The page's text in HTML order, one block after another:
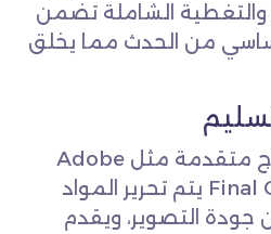
والتغطية الشاملة تضمن
من الحدث مما يخلق
باستخدام برامج مونتاج متقدمة مثل Adobe
Premiere أو Final Cut Pro يتم تحرير المواد
التصوير، ويقدم